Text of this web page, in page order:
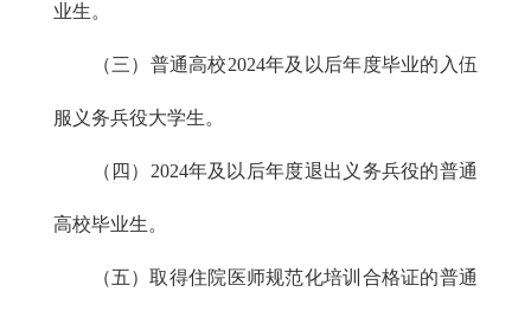
业生。
（三）普通高校2024年及以后年度毕业的入伍
服义务兵役大学生。
（四）2024年及以后年度退出义务兵役的普通
高校毕业生。
（五）取得住院医师规范化培训合格证的普通